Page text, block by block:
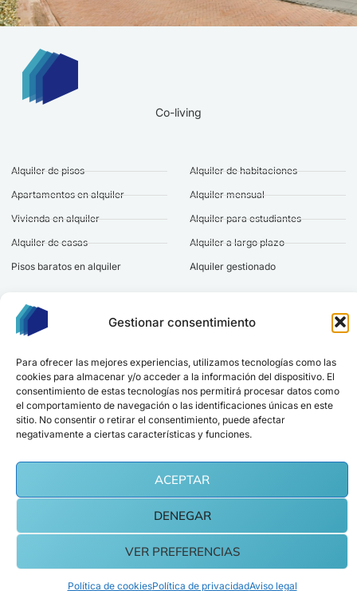
Gestionar consentimiento
Para ofrecer las mejores experiencias, utilizamos tecnologías como las
cookies para almacenar y/o acceder a la información del dispositivo. El
consentimiento de estas tecnologías nos permitirá procesar datos como
el comportamiento de navegación o las identificaciones únicas en este
sitio. No consentir o retirar el consentimiento, puede afectar
negativamente a ciertas características y funciones.
ACEPTAR
DENEGAR
VER PREFERENCIAS
Política de cookiesPolítica de privacidadAviso legal
Co-living
Alquiler de pisos
Apartamentos en alquiler
Vivienda en alquiler
Alquiler de casas
Pisos baratos en alquiler
Alquiler de habitaciones
Alquiler mensual
Alquiler para estudiantes
Alquiler a largo plazo
Alquiler gestionado
Marcando esta casilla aceptas nuestra
ESTAR AL DÍA
Sede en Madrid
hola@alquilereshabitaciones.com
Copyright © 2026 alquilereshabitaciones | Invercapital Gestión SL, Todos los
derechos reservados.